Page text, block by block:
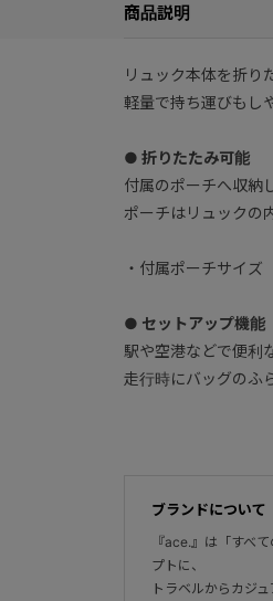
商品説明
リュック本体を折り
軽量で持ち運びもし
● 折りたたみ可能
付属のポーチへ収納
ポーチはリュックの
・付属ポーチサイ
● セットアップ機能
駅や空港などで便利
走行時にバッグのふ
ブランドについて
『ace.』は「すべ
プトに、
トラベルからカジ